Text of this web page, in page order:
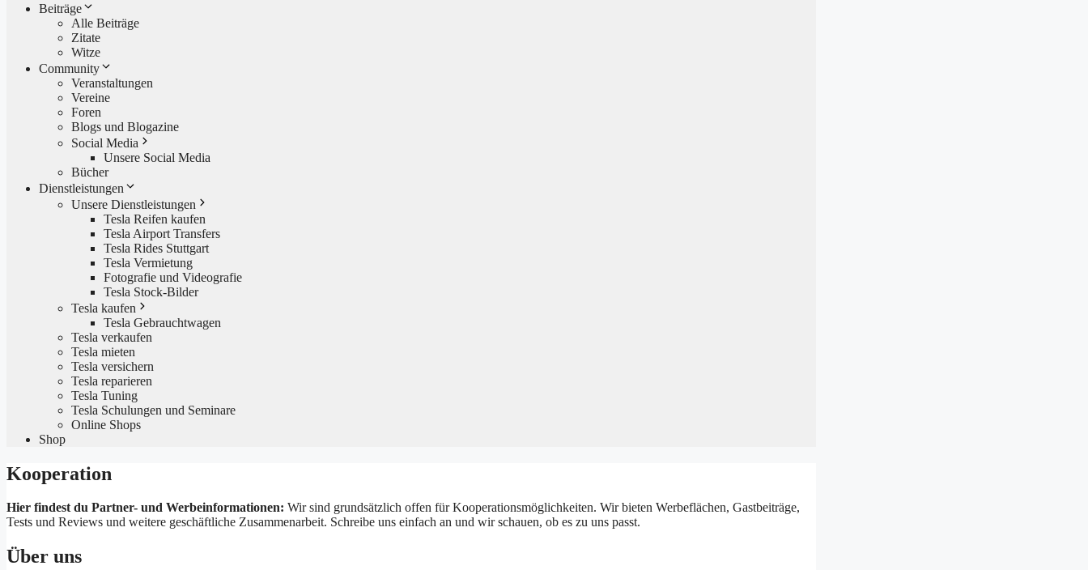
Beiträge
Alle Beiträge
Zitate
Witze
Community
Veranstaltungen
Vereine
Foren
Blogs und Blogazine
Social Media
Unsere Social Media
Bücher
Dienstleistungen
Unsere Dienstleistungen
Tesla Reifen kaufen
Tesla Airport Transfers
Tesla Rides Stuttgart
Tesla Vermietung
Fotografie und Videografie
Tesla Stock-Bilder
Tesla kaufen
Tesla Gebrauchtwagen
Tesla verkaufen
Tesla mieten
Tesla versichern
Tesla reparieren
Tesla Tuning
Tesla Schulungen und Seminare
Online Shops
Shop
Kooperation
Hier findest du Partner- und Werbeinformationen: Wir sind grundsätzlich offen für Kooperationsmöglichkeiten. Wir bieten Werbeflächen, Gastbeiträge,
Tests und Reviews und weitere geschäftliche Zusammenarbeit. Schreibe uns einfach an und wir schauen, ob es zu uns passt.
Über uns